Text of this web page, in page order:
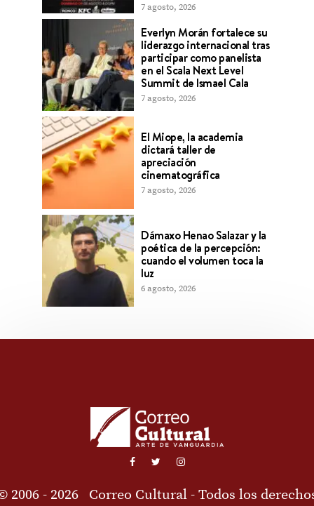
7 agosto, 2026
Everlyn Morán fortalece su
liderazgo internacional tras
participar como panelista
en el Scala Next Level
Summit de Ismael Cala
7 agosto, 2026
El Miope, la academia
dictará taller de
apreciación
cinematográfica
7 agosto, 2026
Dámaxo Henao Salazar y la
poética de la percepción:
cuando el volumen toca la
luz
6 agosto, 2026
2006 - 2026 Correo Cultural - Todos los